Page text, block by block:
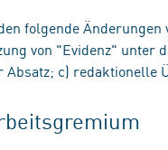
folgende
von "Evidenz" unter
c) redaktionelle